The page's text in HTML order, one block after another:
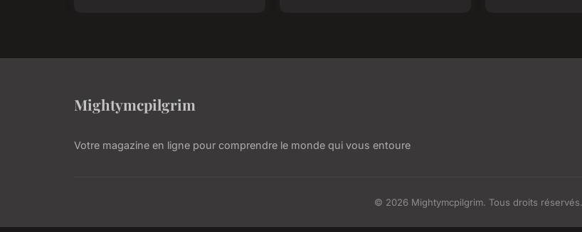
Mightymcpilgrim
Votre magazine en ligne pour comprendre le monde qui vous entoure
© 2026 Mightymcpilgrim. Tous droits réservés.